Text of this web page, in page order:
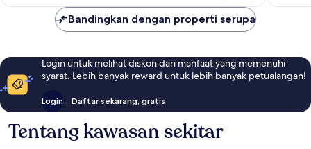
Bandingkan dengan properti serupa
Login untuk melihat diskon dan manfaat yang memenuhi
syarat. Lebih banyak reward untuk lebih banyak petualangan!
Login Daftar sekarang, gratis
Tentang kawasan sekitar